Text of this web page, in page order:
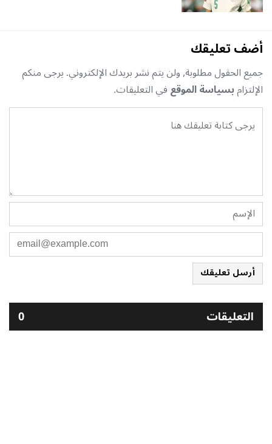
أضف تعليقك
جميع الحقول مطلوبة, ولن يتم نشر بريدك الإلكتروني. يرجى منكم
الإلتزامبسياسة الموقعفي التعليقات.
أرسل تعليقك
التعليقات 0